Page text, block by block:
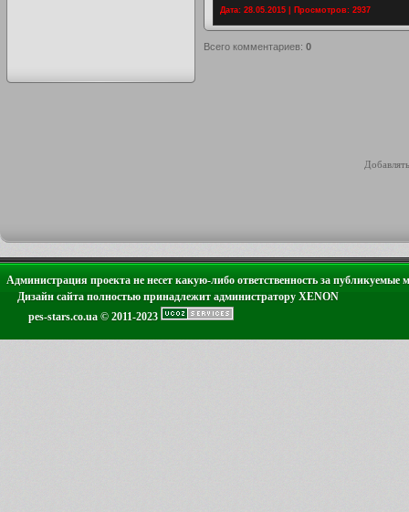
Дата: 28.05.2015 | Просмотров: 2937
Всего комментариев: 0
Администрация проекта не несет какую-либо ответственность за публикуемые
Дизайн сайта полностью принадлежит администратору XENON
pes-stars.co.ua © 2011-2023